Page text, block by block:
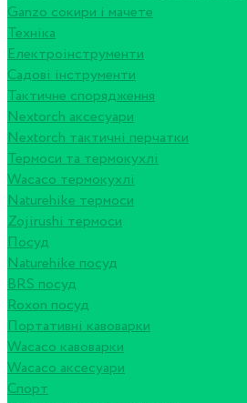
Ganzo сокири і мачете
Техніка
Електроінструменти
Садові інструменти
Тактичне спорядження
Nextorch аксесуари
Nextorch тактичні перчатки
Термоси та термокухлі
Wacaco термокухлі
Naturehike термоси
Zojirushi термоси
Посуд
Naturehike посуд
BRS посуд
Roxon посуд
Портативні кавоварки
Wacaco кавоварки
Wacaco аксесуари
Спорт